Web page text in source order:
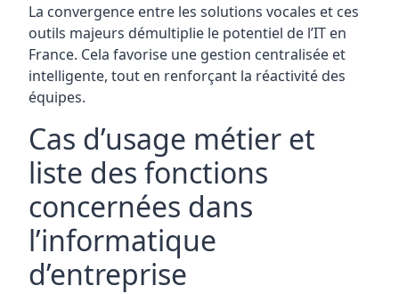
La convergence entre les solutions vocales et ces
outils majeurs démultiplie le potentiel de l’IT en
France. Cela favorise une gestion centralisée et
intelligente, tout en renforçant la réactivité des
équipes.
Cas d’usage métier et
liste des fonctions
concernées dans
l’informatique
d’entreprise